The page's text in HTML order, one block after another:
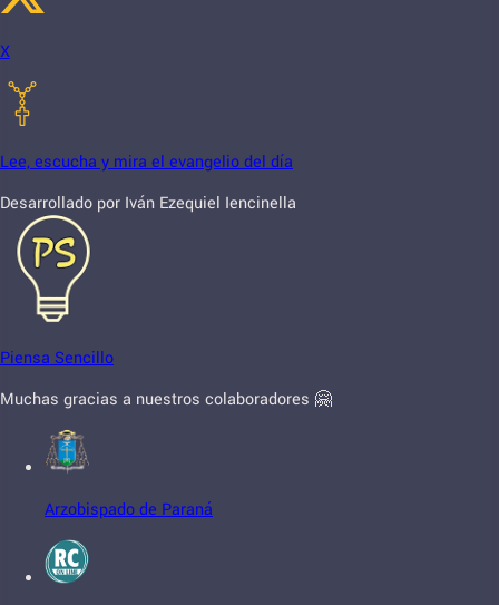
X
Lee, escucha y mira el evangelio del día
Desarrollado por Iván Ezequiel Iencinella
Piensa Sencillo
Muchas gracias a nuestros colaboradores 🤗
Arzobispado de Paraná